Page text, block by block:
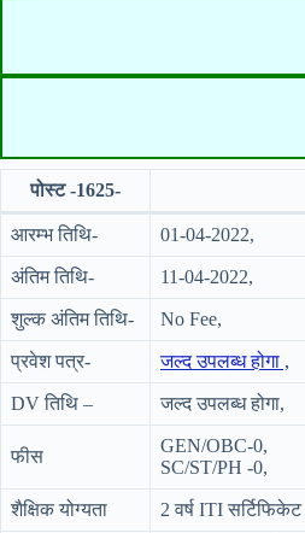
पोस्ट -1625-
आरम्भ तिथि- 01-04-2022,
अंतिम तिथि- 11-04-2022,
शुल्क अंतिम तिथि- No Fee,
प्रवेश पत्र- जल्द उपलब्ध होगा ,
DV तिथि – जल्द उपलब्ध होगा,
फीस
GEN/OBC-0,
SC/ST/PH -0,
शैक्षिक योग्यता 2 वर्ष ITI